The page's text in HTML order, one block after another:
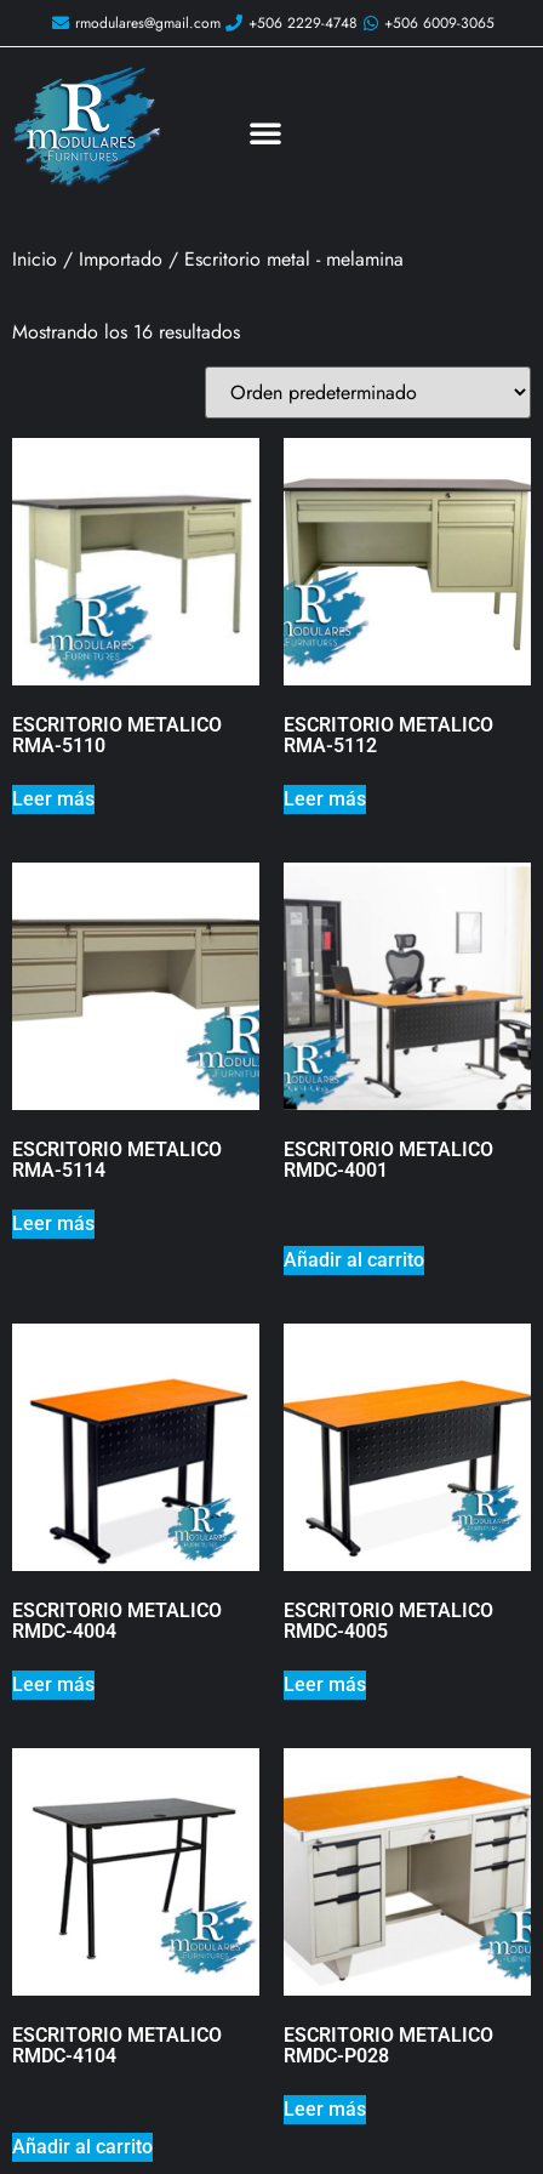
rmodulares@gmail.com +506 2229-4748 +506 6009-3065
Inicio / Importado / Escritorio metal - melamina
Mostrando los 16 resultados
ESCRITORIO METALICO
RMA-5110
Leer más
ESCRITORIO METALICO
RMA-5112
Leer más
ESCRITORIO METALICO
RMA-5114
Leer más
ESCRITORIO METALICO
RMDC-4001
Añadir al carrito
ESCRITORIO METALICO
RMDC-4004
Leer más
ESCRITORIO METALICO
RMDC-4005
Leer más
ESCRITORIO METALICO
RMDC-4104
Añadir al carrito
ESCRITORIO METALICO
RMDC-P028
Leer más